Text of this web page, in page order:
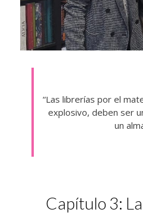
“Las librerías por el
explosivo, deben ser
un
Capítulo 3: